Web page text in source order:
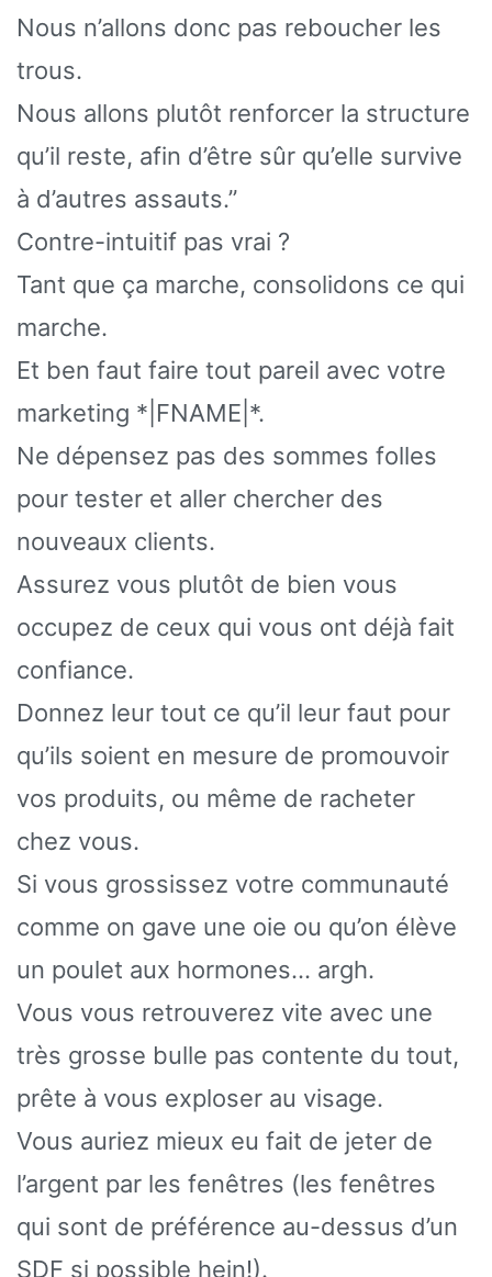
Nous n’allons donc pas reboucher les
trous.
Nous allons plutôt renforcer la structure
qu’il reste, afin d’être sûr qu’elle survive
à d’autres assauts.”
Contre-intuitif pas vrai ?
Tant que ça marche, consolidons ce qui
marche.
Et ben faut faire tout pareil avec votre
marketing *|FNAME|*.
Ne dépensez pas des sommes folles
pour tester et aller chercher des
nouveaux clients.
Assurez vous plutôt de bien vous
occupez de ceux qui vous ont déjà fait
confiance.
Donnez leur tout ce qu’il leur faut pour
qu’ils soient en mesure de promouvoir
vos produits, ou même de racheter
chez vous.
Si vous grossissez votre communauté
comme on gave une oie ou qu’on élève
un poulet aux hormones… argh.
Vous vous retrouverez vite avec une
très grosse bulle pas contente du tout,
prête à vous exploser au visage.
Vous auriez mieux eu fait de jeter de
l’argent par les fenêtres (les fenêtres
qui sont de préférence au-dessus d’un
SDF si possible hein!).